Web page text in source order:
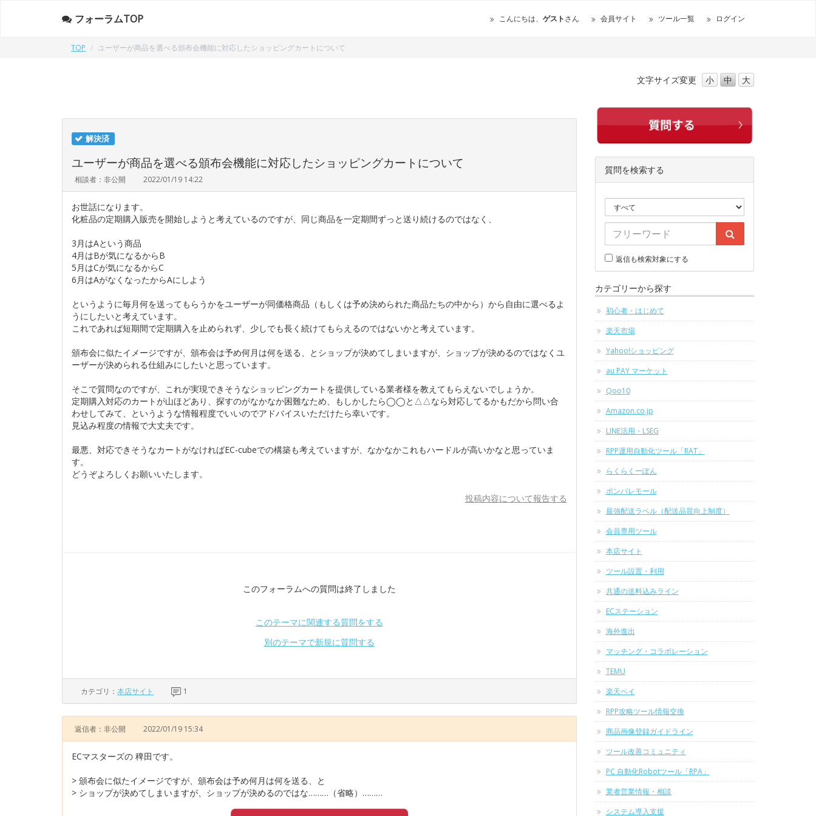
フォーラムTOP こんにちは、 ゲストさん 会員サイト ツール一覧 ログイン
TOP ユーザーが商品を選べる頒布会機能に対応したショッピングカートについて
文字サイズ変更 小 中 大
解決済
ユーザーが商品を選べる頒布会機能に対応したショッピングカートについて
相談者：非公開 2022/01/19 14:22
お世話になります。
化粧品の定期購入販売を開始しようと考えているのですが、同じ商品を一定期間ずっと送り続けるのではなく、
3月はAという商品
4月はBが気になるからB
5月はCが気になるからC
6月はAがなくなったからAにしよう
というように毎月何を送ってもらうかをユーザーが同価格商品（もしくは予め決められた商品たちの中から）から自由に選べるよ
うにしたいと考えています。
これであれば短期間で定期購入を止められず、少しでも長く続けてもらえるのではないかと考えています。
頒布会に似たイメージですが、頒布会は予め何月は何を送る、とショップが決めてしまいますが、ショップが決めるのではなくユ
ーザーが決められる仕組みにしたいと思っています。
そこで質問なのですが、これが実現できそうなショッピングカートを提供している業者様を教えてもらえないでしょうか。
定期購入対応のカートが山ほどあり、探すのがなかなか困難なため、もしかしたら◯◯と△△なら対応してるかもだから問い合
わせしてみて、というような情報程度でいいのでアドバイスいただけたら幸いです。
見込み程度の情報で大丈夫です。
最悪、対応できそうなカートがなければEC-cubeでの構築も考えていますが、なかなかこれもハードルが高いかなと思っていま
す。
どうぞよろしくお願いいたします。
投稿内容について報告する
このフォーラムへの質問は終了しました
このテーマに関連する質問をする
別のテーマで新規に質問する
カテゴリ： 本店サイト 1
返信者：非公開 2022/01/19 15:34
ECマスターズの 稗田です。
> 頒布会に似たイメージですが、頒布会は予め何月は何を送る、と
> ショップが決めてしまいますが、ショップが決めるのではな………（省略）………
質問を検索する
返信も検索対象にする
カテゴリーから探す
初心者・はじめて
楽天市場
Yahoo!ショッピング
au PAY マーケット
Qoo10
Amazon.co.jp
LINE活用・LSEG
RPP運用自動化ツール「RAT」
らくらくーぽん
ポンパレモール
最強配送ラベル（配送品質向上制度）
会員専用ツール
本店サイト
ツール設置・利用
共通の送料込みライン
ECステーション
海外進出
マッチング・コラボレーション
TEMU
楽天ペイ
RPP攻略ツール情報交換
商品画像登録ガイドライン
ツール改善コミュニティ
PC 自動化Robotツール「RPA」
業者営業情報・相談
システム導入支援